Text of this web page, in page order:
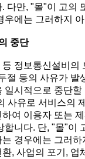
다만, "몰"이 고의
우에는 그러하지
중단
정보통신설비의
절 등의 사유가 발
일시적으로 중단할
사유로 서비스의
여 이용자 또는
합니다. 단, "몰"이
경우에는 그러하
, 사업의 포기, 업